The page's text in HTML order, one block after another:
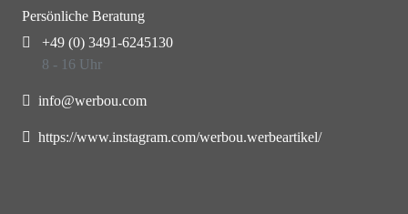
Persönliche Beratung
+49 (0) 3491-6245130
8 - 16 Uhr
info@werbou.com
https://www.instagram.com/werbou.werbeartikel/